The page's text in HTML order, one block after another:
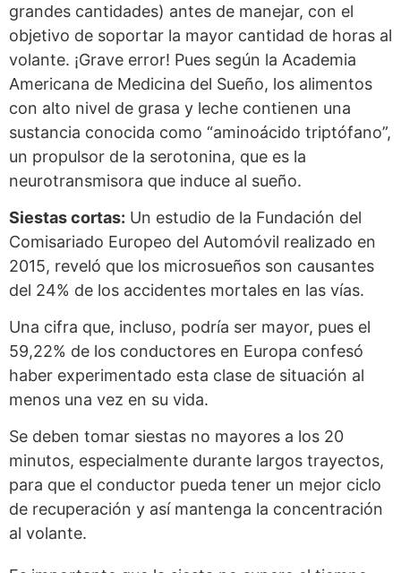
grandes cantidades) antes de manejar, con el
objetivo de soportar la mayor cantidad de horas al
volante. ¡Grave error! Pues según la Academia
Americana de Medicina del Sueño, los alimentos
con alto nivel de grasa y leche contienen una
sustancia conocida como “aminoácido triptófano”,
un propulsor de la serotonina, que es la
neurotransmisora que induce al sueño.
Siestas cortas: Un estudio de la Fundación del
Comisariado Europeo del Automóvil realizado en
2015, reveló que los microsueños son causantes
del 24% de los accidentes mortales en las vías.
Una cifra que, incluso, podría ser mayor, pues el
59,22% de los conductores en Europa confesó
haber experimentado esta clase de situación al
menos una vez en su vida.
Se deben tomar siestas no mayores a los 20
minutos, especialmente durante largos trayectos,
para que el conductor pueda tener un mejor ciclo
de recuperación y así mantenga la concentración
al volante.